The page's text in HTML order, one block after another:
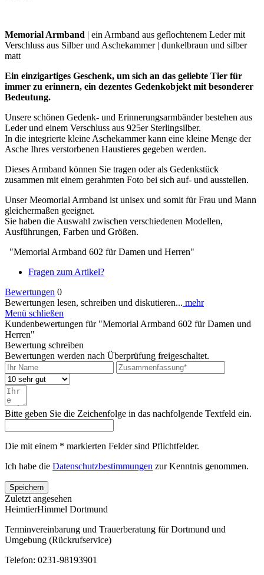
Memorial Armband | ein Armband aus geflochtenem Leder mit
Verschluss aus Silber und Aschekammer | dunkelbraun und silber
matt
Ein einzigartiges Geschenk, um sich an das geliebte Tier für
immer zu erinnern, ein dezentes Gedenkobjekt mit besonderer
Bedeutung.
Unsere schönen Gedenk- und Erinnerungsarmbänder bestehen aus
Leder und einem Verschluss aus 925er Sterlingsilber.
In die integrierte kleine Aschekammer kann eine kleine Menge der
Asche Ihres verstorbenen Haustieres gegeben werden.
Dieses Armband können Sie tragen oder als Gedenkstück
zusammen mit einem gerahmten Foto bei sich auf- und ausstellen.
Unser Meomorial Armband ist unisex und somit für Frau und Mann
gleichermaßen geeignet.
Sie haben die Auswahl zwischen verschiedenen Modellen,
Ausführungen, Farben und Größen.
"Memorial Armband 602 für Damen und Herren"
Fragen zum Artikel?
Bewertungen 0
Bewertungen lesen, schreiben und diskutieren... mehr
Menü schließen
Kundenbewertungen für "Memorial Armband 602 für Damen und
Herren"
Bewertung schreiben
Bewertungen werden nach Überprüfung freigeschaltet.
Bitte geben Sie die Zeichenfolge in das nachfolgende Textfeld ein.
Die mit einem * markierten Felder sind Pflichtfelder.
Ich habe die Datenschutzbestimmungen zur Kenntnis genommen.
Speichern
Zuletzt angesehen
HeimtierHimmel Dortmund
Terminvereinbarung und Trauerberatung für Dortmund und
Umgebung (Rückrufservice)
Telefon: 0231-98193901